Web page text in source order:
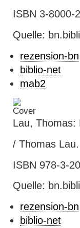
ISBN 3-8000-
Quelle:
rezension-bn
biblio-net
mab2
Lau, Thomas:
/ Thomas
ISBN 978-3-
Quelle:
rezension-bn
biblio-net